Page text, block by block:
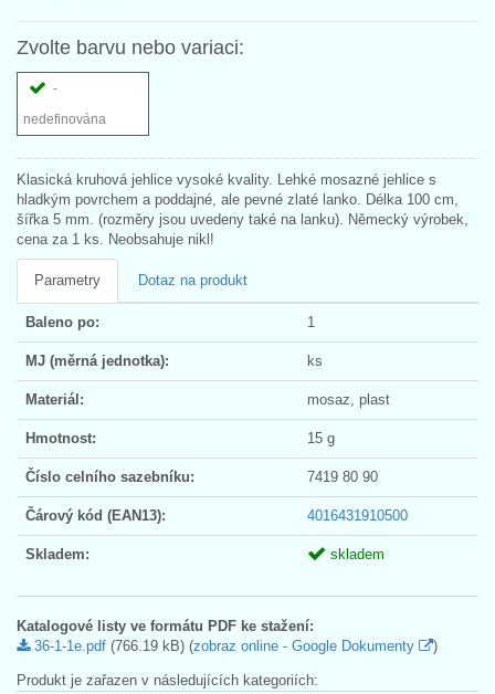
Zvolte barvu nebo variaci:
-
nedefinována
Klasická kruhová jehlice vysoké kvality. Lehké mosazné jehlice s
hladkým povrchem a poddajné, ale pevné zlaté lanko. Délka 100 cm,
šířka 5 mm. (rozměry jsou uvedeny také na lanku). Německý výrobek,
cena za 1 ks. Neobsahuje nikl!
Parametry Dotaz na produkt
Baleno po: 1
MJ (měrná jednotka): ks
Materiál: mosaz, plast
Hmotnost: 15 g
Číslo celního sazebníku: 7419 80 90
Čárový kód (EAN13): 4016431910500
Skladem: skladem
Katalogové listy ve formátu PDF ke stažení:
36-1-1e.pdf (766.19 kB) (zobraz online - Google Dokumenty )
Produkt je zařazen v následujících kategoriích: